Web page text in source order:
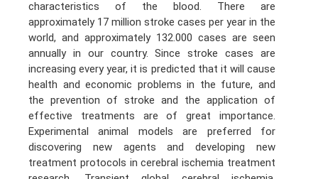
characteristics of the blood. There are
approximately 17 million stroke cases per year in the
world, and approximately 132.000 cases are seen
annually in our country. Since stroke cases are
increasing every year, it is predicted that it will cause
health and economic problems in the future, and
the prevention of stroke and the application of
effective treatments are of great importance.
Experimental animal models are preferred for
discovering new agents and developing new
treatment protocols in cerebral ischemia treatment